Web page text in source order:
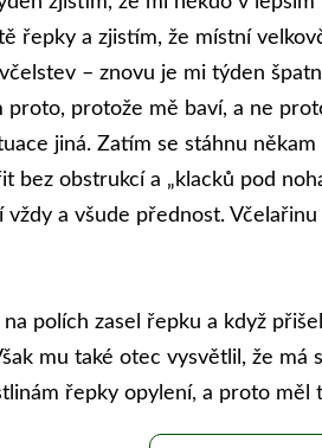
řepky a zjistím, že místní
– znovu je mi týden
protože mě baví, a ne
jiná. Zatím se stáhnu
obstrukcí a „klacků pod
a všude přednost.
polích zasel řepku a když
mu také otec vysvětlil, že má
řepky opylení, a proto měl